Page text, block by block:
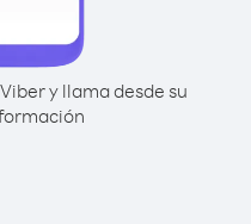
y llama desde su